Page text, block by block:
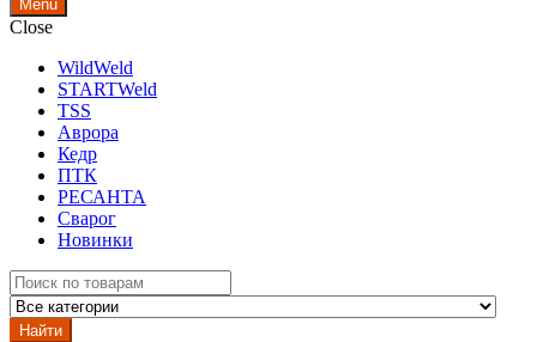
Menu
Close
WildWeld
STARTWeld
TSS
Аврора
Кедр
ПТК
РЕСАНТА
Сварог
Новинки
Search
for:
Найти